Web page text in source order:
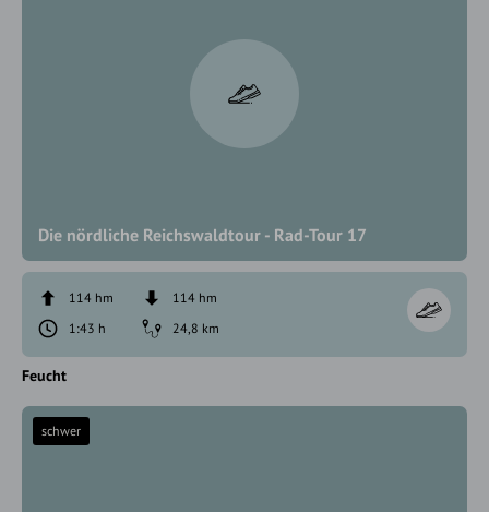
Die nördliche Reichswaldtour - Rad-Tour 17
114 hm
114 hm
1:43 h
24,8 km
Feucht
schwer